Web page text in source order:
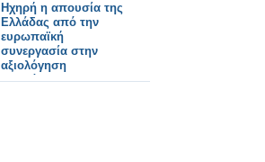
Ηχηρή η απουσία της
Ελλάδας από την
ευρωπαϊκή
συνεργασία στην
αξιολόγηση
φαρμάκων